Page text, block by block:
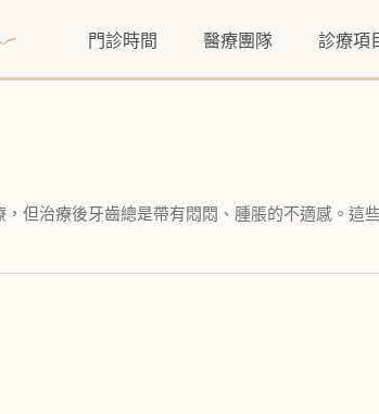
門診時間 醫療團隊 診療項
但治療後牙齒總是帶有悶悶、腫脹的不適感。